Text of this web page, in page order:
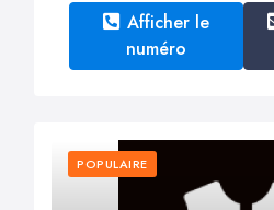
Afficher le
numéro
POPULAIRE